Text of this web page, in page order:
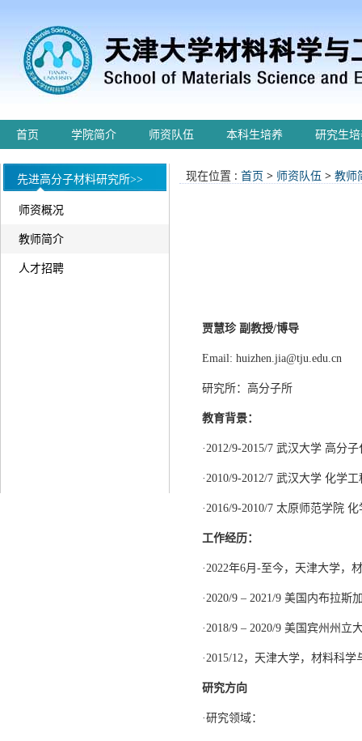
首页 学院简介 师资队伍 本科生培养 研究生
先进高分子材料研究所>>
师资概况
教师简介
人才招聘
现在位置 : 首页 > 师资队伍 > 教师
贾慧珍 副教授/博导
Email: huizhen.jia@tju.edu.cn
研究所：高分子所
教育背景：
·2012/9-2015/7 武汉大学 高分
·2010/9-2012/7 武汉大学 化学
·2016/9-2010/7 太原师范学院
工作经历：
·2022年6月-至今，天津大学，
·2020/9 – 2021/9 美国内布拉斯
·2018/9 – 2020/9 美国宾州州
·2015/12，天津大学，材料科
研究方向
·研究领域：